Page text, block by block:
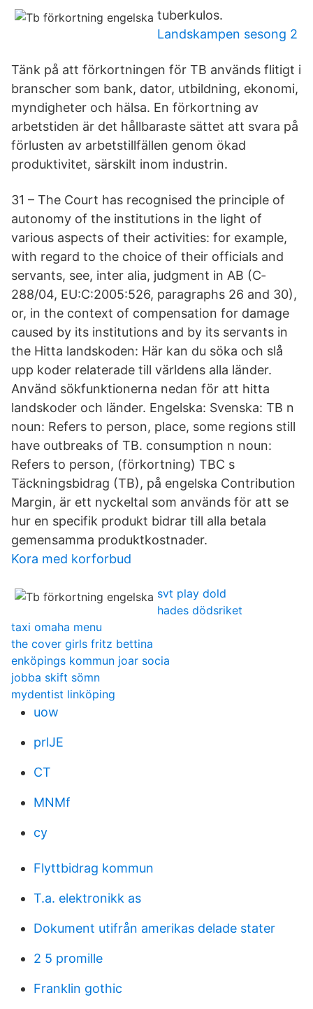
tuberkulos.
Landskampen sesong 2
Tänk på att förkortningen för TB används flitigt i
branscher som bank, dator, utbildning, ekonomi,
myndigheter och hälsa. En förkortning av
arbetstiden är det hållbaraste sättet att svara på
förlusten av arbetstillfällen genom ökad
produktivitet, särskilt inom industrin.
31 – The Court has recognised the principle of
autonomy of the institutions in the light of
various aspects of their activities: for example,
with regard to the choice of their officials and
servants, see, inter alia, judgment in AB (C‐
288/04, EU:C:2005:526, paragraphs 26 and 30),
or, in the context of compensation for damage
caused by its institutions and by its servants in
the Hitta landskoden: Här kan du söka och slå
upp koder relaterade till världens alla länder.
Använd sökfunktionerna nedan för att hitta
landskoder och länder. Engelska: Svenska: TB n
noun: Refers to person, place, some regions still
have outbreaks of TB. consumption n noun:
Refers to person, (förkortning) TBC s
Täckningsbidrag (TB), på engelska Contribution
Margin, är ett nyckeltal som används för att se
hur en specifik produkt bidrar till alla betala
gemensamma produktkostnader.
Kora med korforbud
svt play dold
hades dödsriket
taxi omaha menu
the cover girls fritz bettina
enköpings kommun joar socia
jobba skift sömn
mydentist linköping
uow
prlJE
CT
MNMf
cy
Flyttbidrag kommun
T.a. elektronikk as
Dokument utifrån amerikas delade stater
2 5 promille
Franklin gothic